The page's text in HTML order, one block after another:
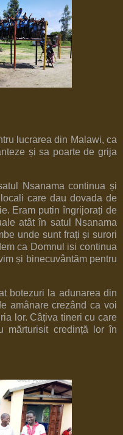
lucrarea din Malawi, ca
și sa poarte de grija
Nsanama continua și
care dau dovada de
Eram putin îngrijorați de
atât în satul Nsanama
unde sunt frați și surori
ca Domnul isi continua
și binecuvântăm pentru
botezuri la adunarea din
amânare crezând ca voi
lor. Câțiva tineri cu care
mărturisit credință lor în